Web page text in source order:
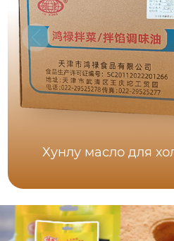
Хунлу масло для